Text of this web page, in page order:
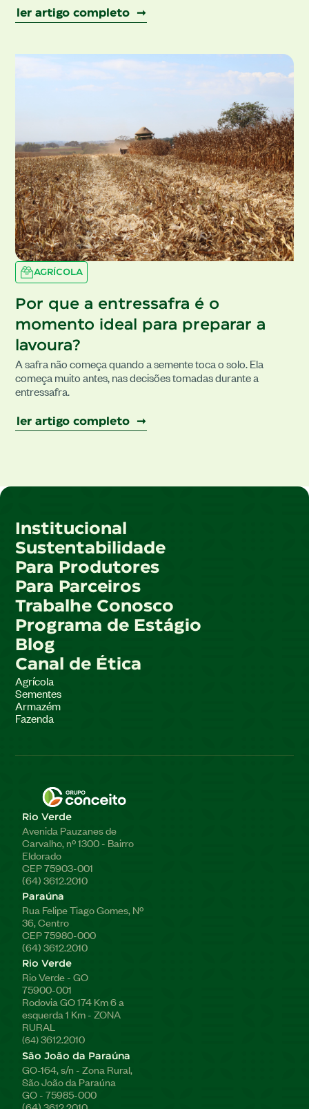
ler artigo completo ➞
AGRÍCOLA
Por que a entressafra é o
momento ideal para preparar a
lavoura?
A safra não começa quando a semente toca o solo. Ela
começa muito antes, nas decisões tomadas durante a
entressafra.
ler artigo completo ➞
Institucional
Sustentabilidade
Para Produtores
Para Parceiros
Trabalhe Conosco
Programa de Estágio
Blog
Canal de Ética
Agrícola
Sementes
Armazém
Fazenda
Rio Verde
Avenida Pauzanes de
Carvalho, nº 1300 - Bairro
Eldorado
CEP 75903-001
(64) 3612.2010
Paraúna
Rua Felipe Tiago Gomes, Nº
36, Centro
CEP 75980-000
(64) 3612.2010
Rio Verde
Rio Verde - GO
75900-001
Rodovia GO 174 Km 6 a
esquerda 1 Km - ZONA
RURAL
(64)3612.2010
São João da Paraúna
GO-164, s/n - Zona Rural,
São João da Paraúna
GO - 75985-000